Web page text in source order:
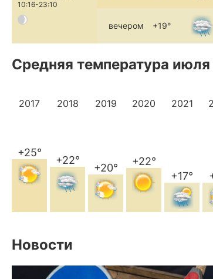
10:16-23:10
вечером +19°
Средняя температура
2017
+25°
2018
+22°
2019
+20°
2020
+22°
2021
+17°
Новости